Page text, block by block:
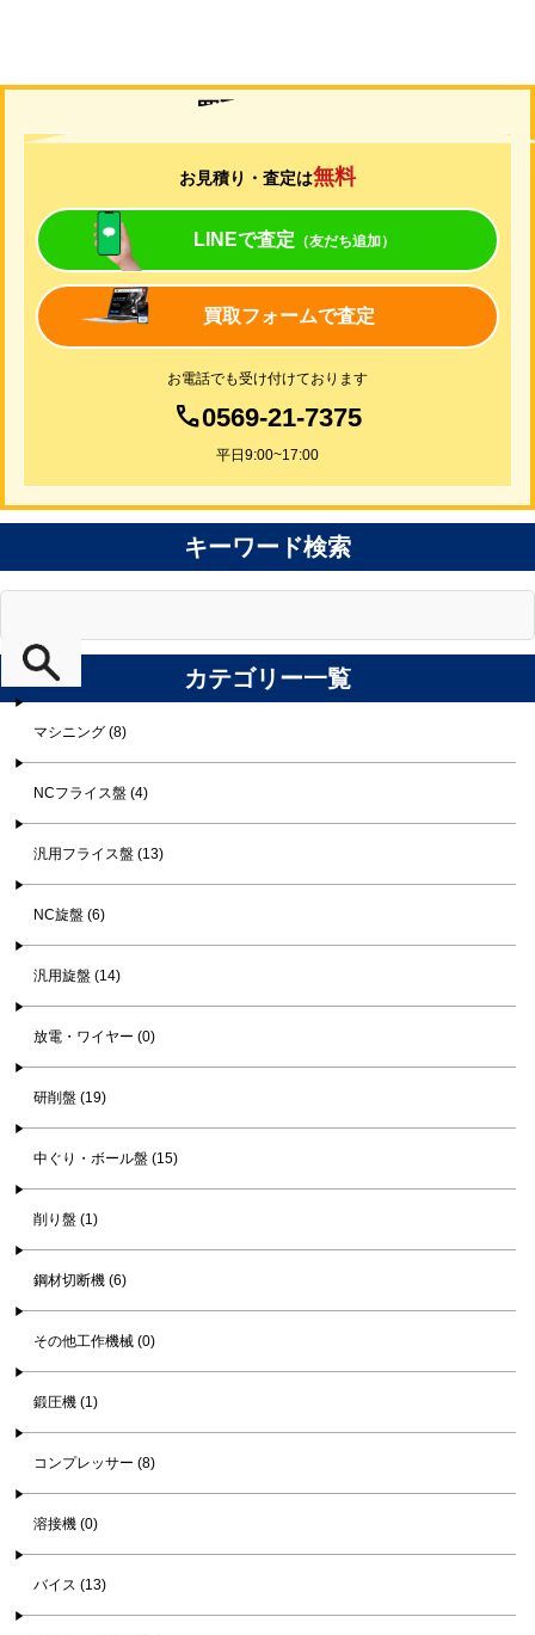
買取について
お見積り・査定は無料
LINEで査定 （友だち追加）
買取フォームで査定
お電話でも受け付けております
0569-21-7375
平日9:00~17:00
キーワード検索
カテゴリー一覧
マシニング (8)
NCフライス盤 (4)
汎用フライス盤 (13)
NC旋盤 (6)
汎用旋盤 (14)
放電・ワイヤー (0)
研削盤 (19)
中ぐり・ボール盤 (15)
削り盤 (1)
鋼材切断機 (6)
その他工作機械 (0)
鍛圧機 (1)
コンプレッサー (8)
溶接機 (0)
バイス (13)